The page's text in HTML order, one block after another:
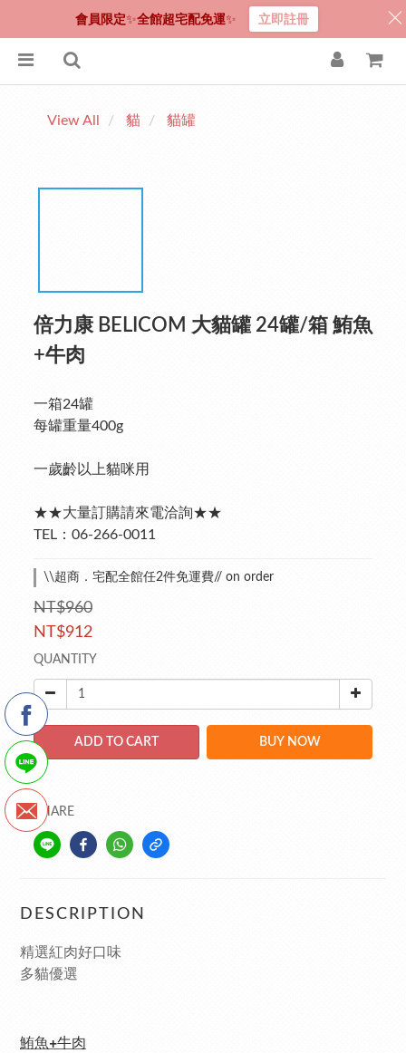
View All 貓 貓罐
倍力康 BELICOM 大貓罐 24罐/箱 鮪魚
+牛肉
一箱24罐
每罐重量400g
一歲齡以上貓咪用
★★大量訂購請來電洽詢★★
TEL：06-266-0011
\\超商．宅配全館任2件免運費// on order
NT$960
NT$912
QUANTITY
ADD TO CART BUY NOW
SHARE
DESCRIPTION
精選紅肉好口味
多貓優選
鮪魚+牛肉
會員限定✨全館超宅配免運✨ 立即註冊